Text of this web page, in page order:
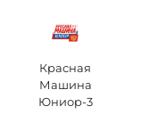
Красная
Машина
Юниор-3